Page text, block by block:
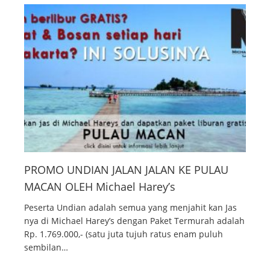
PROMO UNDIAN JALAN JALAN KE PULAU
MACAN OLEH Michael Harey’s
Peserta Undian adalah semua yang menjahit kan Jas
nya di Michael Harey’s dengan Paket Termurah adalah
Rp. 1.769.000,- (satu juta tujuh ratus enam puluh
sembilan…